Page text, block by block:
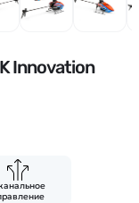
Innovation